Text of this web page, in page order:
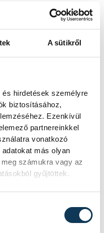
A sütikről
hirdetések személyre
biztosításához,
Ezenkívül
partnereinkkel
vonatkozó
más olyan
számukra vagy az
gyűjtöttek.
zárja a
ra nyert a héten
Bistrita-
játékosai
csapatot erősítő
akárcsak a
Vámos Petra,
védéssel vette ki
április